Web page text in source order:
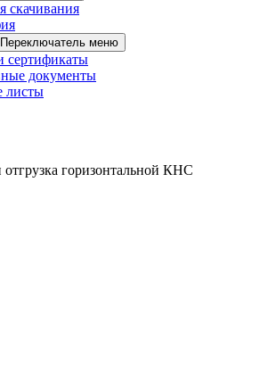
скачивания
Переключатель меню
сертификаты
документы
листы
отгрузка горизонтальной КНС